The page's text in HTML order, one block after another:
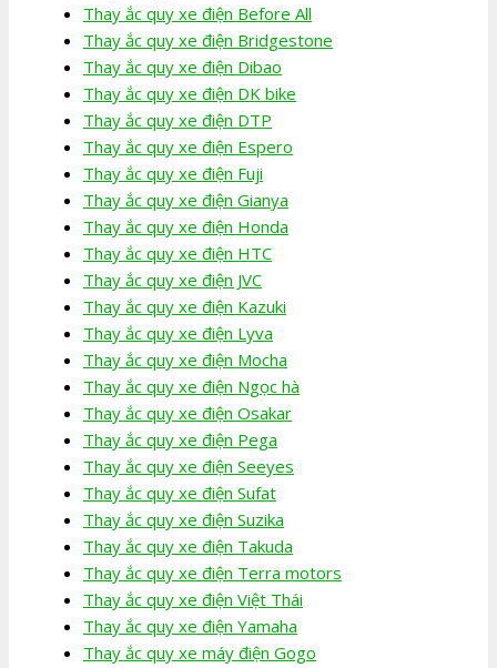
Thay ắc quy xe điện Before All
Thay ắc quy xe điện Bridgestone
Thay ắc quy xe điện Dibao
Thay ắc quy xe điện DK bike
Thay ắc quy xe điện DTP
Thay ắc quy xe điện Espero
Thay ắc quy xe điện Fuji
Thay ắc quy xe điện Gianya
Thay ắc quy xe điện Honda
Thay ắc quy xe điện HTC
Thay ắc quy xe điện JVC
Thay ắc quy xe điện Kazuki
Thay ắc quy xe điện Lyva
Thay ắc quy xe điện Mocha
Thay ắc quy xe điện Ngọc hà
Thay ắc quy xe điện Osakar
Thay ắc quy xe điện Pega
Thay ắc quy xe điện Seeyes
Thay ắc quy xe điện Sufat
Thay ắc quy xe điện Suzika
Thay ắc quy xe điện Takuda
Thay ắc quy xe điện Terra motors
Thay ắc quy xe điện Việt Thái
Thay ắc quy xe điện Yamaha
Thay ắc quy xe máy điện Gogo